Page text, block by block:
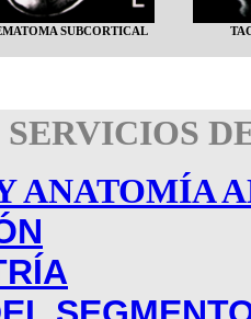
SUBCORTICAL
SERVICIOS
ANATOMÍA